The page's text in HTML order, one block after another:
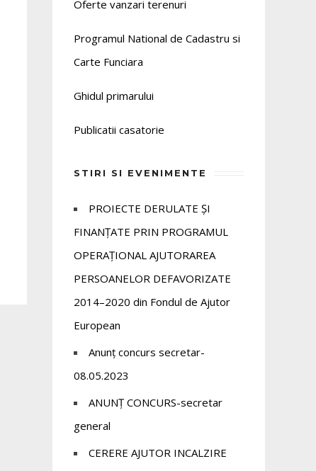
Oferte vanzari terenuri
Programul National de Cadastru si
Carte Funciara
Ghidul primarului
Publicatii casatorie
STIRI SI EVENIMENTE
PROIECTE DERULATE ȘI
FINANȚATE PRIN PROGRAMUL
OPERAȚIONAL AJUTORAREA
PERSOANELOR DEFAVORIZATE
2014–2020 din Fondul de Ajutor
European
Anunț concurs secretar-
08.05.2023
ANUNȚ CONCURS-secretar
general
CERERE AJUTOR INCALZIRE